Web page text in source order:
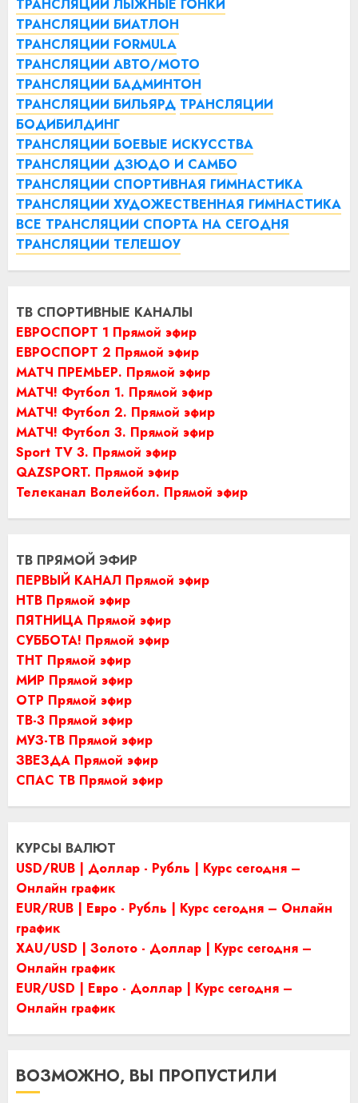
ТРАНСЛЯЦИИ ЛЫЖНЫЕ ГОНКИ
ТРАНСЛЯЦИИ БИАТЛОН
ТРАНСЛЯЦИИ FORMULA
ТРАНСЛЯЦИИ АВТО/МОТО
ТРАНСЛЯЦИИ БАДМИНТОН
ТРАНСЛЯЦИИ БИЛЬЯРД ТРАНСЛЯЦИИ
БОДИБИЛДИНГ
ТРАНСЛЯЦИИ БОЕВЫЕ ИСКУССТВА
ТРАНСЛЯЦИИ ДЗЮДО И САМБО
ТРАНСЛЯЦИИ СПОРТИВНАЯ ГИМНАСТИКА
ТРАНСЛЯЦИИ ХУДОЖЕСТВЕННАЯ ГИМНАСТИКА
ВСЕ ТРАНСЛЯЦИИ СПОРТА НА СЕГОДНЯ
ТРАНСЛЯЦИИ ТЕЛЕШОУ
ТВ СПОРТИВНЫЕ КАНАЛЫ
ЕВРОСПОРТ 1 Прямой эфир
ЕВРОСПОРТ 2 Прямой эфир
МАТЧ ПРЕМЬЕР. Прямой эфир
МАТЧ! Футбол 1. Прямой эфир
МАТЧ! Футбол 2. Прямой эфир
МАТЧ! Футбол 3. Прямой эфир
Sport TV 3. Прямой эфир
QAZSPORT. Прямой эфир
Телеканал Волейбол. Прямой эфир
ТВ ПРЯМОЙ ЭФИР
ПЕРВЫЙ КАНАЛ Прямой эфир
НТВ Прямой эфир
ПЯТНИЦА Прямой эфир
СУББОТА! Прямой эфир
ТНТ Прямой эфир
МИР Прямой эфир
ОТР Прямой эфир
ТВ-3 Прямой эфир
МУЗ-ТВ Прямой эфир
ЗВЕЗДА Прямой эфир
СПАС ТВ Прямой эфир
КУРСЫ ВАЛЮТ
USD/RUB | Доллар - Рубль | Курс сегодня –
Онлайн график
EUR/RUB | Евро - Рубль | Курс сегодня – Онлайн
график
XAU/USD | Золото - Доллар | Курс сегодня –
Онлайн график
EUR/USD | Евро - Доллар | Курс сегодня –
Онлайн график
ВОЗМОЖНО, ВЫ ПРОПУСТИЛИ